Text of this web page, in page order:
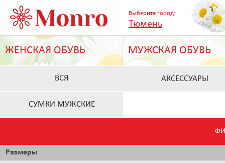
Выберите город:
Тюмень
ЖЕНСКАЯ ОБУВЬ МУЖСКАЯ ОБУВЬ
ВСЯ АКСЕССУАРЫ
СУМКИ МУЖСКИЕ
Размеры